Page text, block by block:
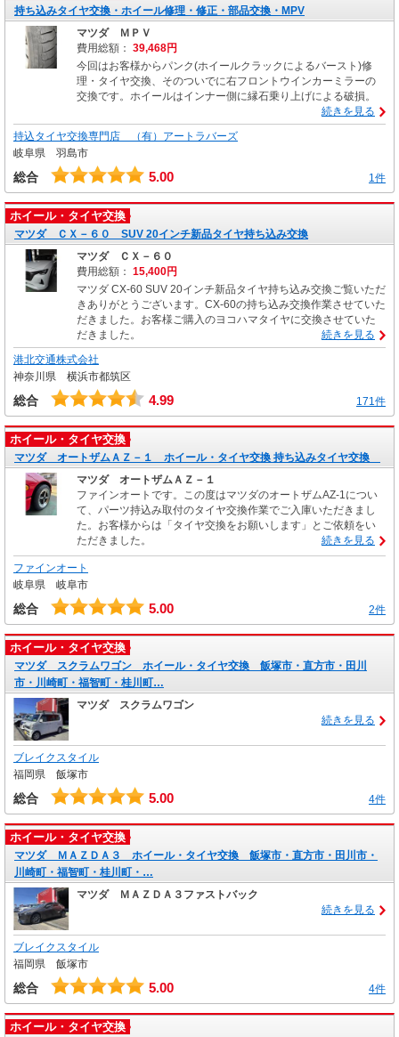
持ち込みタイヤ交換・ホイール修理・修正・部品交換・MPV
マツダ ＭＰＶ
費用総額： 39,468円
今回はお客様からパンク(ホイールクラックによるバースト)修
理・タイヤ交換、そのついでに右フロントウインカーミラーの
交換です。ホイールはインナー側に縁石乗り上げによる破損。
続きを見る
持込タイヤ交換専門店 （有）アートラバーズ
岐阜県 羽島市
総合 5.00 1件
ホイール・タイヤ交換
マツダ ＣＸ－６０ SUV 20インチ新品タイヤ持ち込み交換
マツダ ＣＸ－６０
費用総額： 15,400円
マツダ CX-60 SUV 20インチ新品タイヤ持ち込み交換ご覧いただ
きありがとうございます。CX-60の持ち込み交換作業させていた
だきました。お客様ご購入のヨコハマタイヤに交換させていた
だきました。
続きを見る
港北交通株式会社
神奈川県 横浜市都筑区
総合 4.99 171件
ホイール・タイヤ交換
マツダ オートザムＡＺ－１ ホイール・タイヤ交換 持ち込みタイヤ交換
マツダ オートザムＡＺ－１
ファインオートです。この度はマツダのオートザムAZ-1につい
て、パーツ持込み取付のタイヤ交換作業でご入庫いただきまし
た。お客様からは「タイヤ交換をお願いします」とご依頼をい
ただきました。
続きを見る
ファインオート
岐阜県 岐阜市
総合 5.00 2件
ホイール・タイヤ交換
マツダ スクラムワゴン ホイール・タイヤ交換 飯塚市・直方市・田川
市・川崎町・福智町・桂川町…
マツダ スクラムワゴン
続きを見る
ブレイクスタイル
福岡県 飯塚市
総合 5.00 4件
ホイール・タイヤ交換
マツダ ＭＡＺＤＡ３ ホイール・タイヤ交換 飯塚市・直方市・田川市・
川崎町・福智町・桂川町・…
マツダ ＭＡＺＤＡ３ファストバック
続きを見る
ブレイクスタイル
福岡県 飯塚市
総合 5.00 4件
ホイール・タイヤ交換